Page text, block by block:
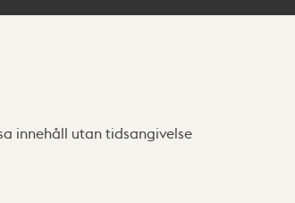
innehåll utan tidsangivelse